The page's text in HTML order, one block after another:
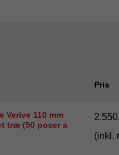
Pris
Verive 110 mm
træ (50 poser a
(inkl.